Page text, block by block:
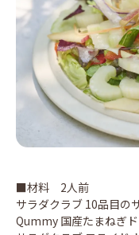
■材料 2人前
サラダクラブ 10品目の
Qummy 国産たまねぎ